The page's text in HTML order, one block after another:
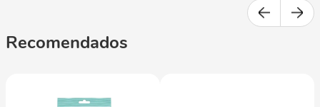
Recomendados